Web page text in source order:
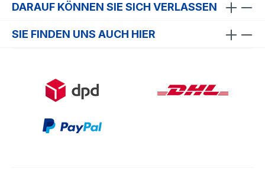
DARAUF KÖNNEN SIE SICH VERLASSEN
SIE FINDEN UNS AUCH HIER